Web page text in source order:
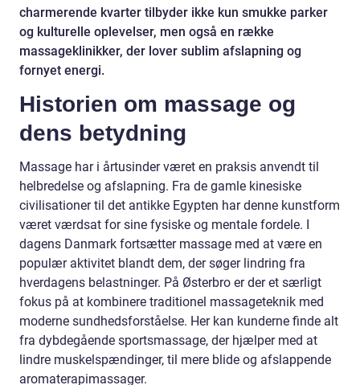
charmerende kvarter tilbyder ikke kun smukke parker
og kulturelle oplevelser, men også en række
massageklinikker, der lover sublim afslapning og
fornyet energi.
Historien om massage og
dens betydning
Massage har i årtusinder været en praksis anvendt til
helbredelse og afslapning. Fra de gamle kinesiske
civilisationer til det antikke Egypten har denne kunstform
været værdsat for sine fysiske og mentale fordele. I
dagens Danmark fortsætter massage med at være en
populær aktivitet blandt dem, der søger lindring fra
hverdagens belastninger. På Østerbro er der et særligt
fokus på at kombinere traditionel massageteknik med
moderne sundhedsforståelse. Her kan kunderne finde alt
fra dybdegående sportsmassage, der hjælper med at
lindre muskelspændinger, til mere blide og afslappende
aromaterapimassager.